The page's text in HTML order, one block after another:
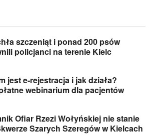
szczeniąt i ponad 200 psów
policjanci na terenie Kielc
jest e-rejestracja i jak działa?
webinarium dla pacjentów
Ofiar Rzezi Wołyńskiej nie stanie
Szarych Szeregów w Kielcach